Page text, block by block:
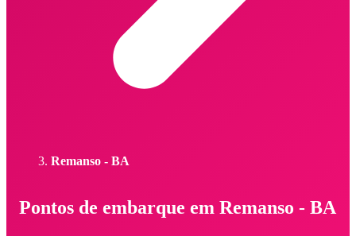
Remanso - BA
Pontos de embarque em Remanso - BA